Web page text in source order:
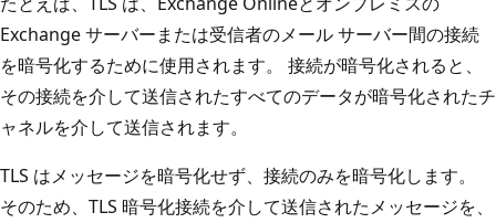
Exchange サーバーまたは受信者のメール サーバー間の接続
を暗号化するために使用されます。 接続が暗号化されると、
その接続を介して送信されたすべてのデータが暗号化されたチ
ャネルを介して送信されます。
TLS はメッセージを暗号化せず、接続のみを暗号化します。
そのため、TLS 暗号化接続を介して送信されたメッセージを、